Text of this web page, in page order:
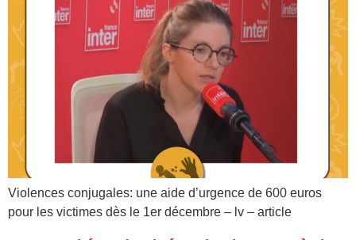
Violences conjugales: une aide d’urgence de 600 euros
pour les victimes dès le 1er décembre – lv – article